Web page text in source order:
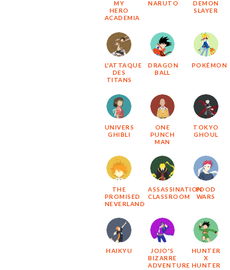
MY
HERO
ACADEMIA
NARUTO
DEMON
SLAYER
L'ATTAQUE
DES
TITANS
DRAGON
BALL
POKÉMON
UNIVERS
GHIBLI
ONE
PUNCH
MAN
TOKYO
GHOUL
THE
PROMISED
NEVERLAND
ASSASSINATION
CLASSROOM
FOOD
WARS
HAIKYU
JOJO'S
BIZARRE
ADVENTURE
HUNTER
X
HUNTER